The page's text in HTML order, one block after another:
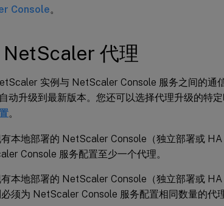
Console。
NetScaler 代理
实例与 NetScaler Console 服务之间的通
动升级到最新版本。您还可以选择代理升级的特
。
本地部署的 NetScaler Console（独立部署或
Console 服务配置至少一个代理。
本地部署的 NetScaler Console（独立部署或
须为 NetScaler Console 服务配置相同数量的代理